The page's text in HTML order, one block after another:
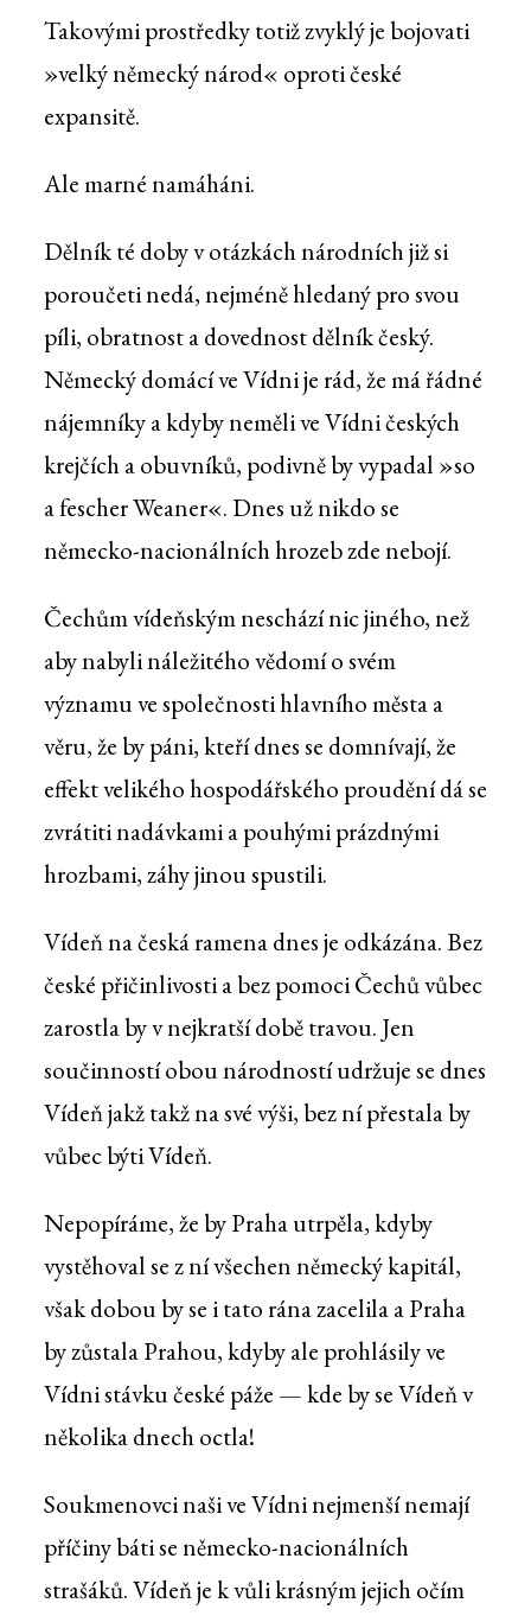
Takovými prostředky totiž zvyklý je bojovati
»velký německý národ« oproti české
expansitě.
Ale marné namáháni.
Dělník té doby v otázkách národních již si
poroučeti nedá, nejméně hledaný pro svou
píli, obratnost a dovednost dělník český.
Německý domácí ve Vídni je rád, že má řádné
nájemníky a kdyby neměli ve Vídni českých
krejčích a obuvníků, podivně by vypadal »so
a fescher Weaner«. Dnes už nikdo se
německo-nacionálních hrozeb zde nebojí.
Čechům vídeňským neschází nic jiného, než
aby nabyli náležitého vědomí o svém
významu ve společnosti hlavního města a
věru, že by páni, kteří dnes se domnívají, že
effekt velikého hospodářského proudění dá se
zvrátiti nadávkami a pouhými prázdnými
hrozbami, záhy jinou spustili.
Vídeň na česká ramena dnes je odkázána. Bez
české přičinlivosti a bez pomoci Čechů vůbec
zarostla by v nejkratší době travou. Jen
součinností obou národností udržuje se dnes
Vídeň jakž takž na své výši, bez ní přestala by
vůbec býti Vídeň.
Nepopíráme, že by Praha utrpěla, kdyby
vystěhoval se z ní všechen německý kapitál,
však dobou by se i tato rána zacelila a Praha
by zůstala Prahou, kdyby ale prohlásily ve
Vídni stávku české páže — kde by se Vídeň v
několika dnech octla!
Soukmenovci naši ve Vídni nejmenší nemají
příčiny báti se německo-nacionálních
strašáků. Vídeň je k vůli krásným jejich očím